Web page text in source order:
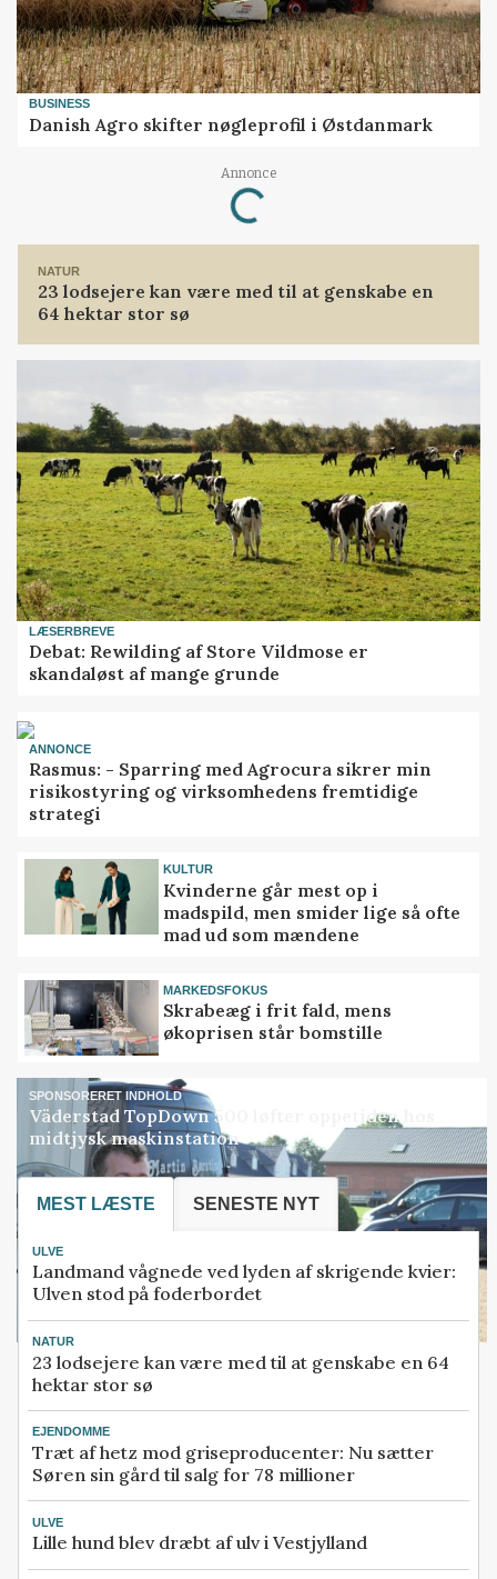
BUSINESS
Danish Agro skifter nøgleprofil i Østdanmark
Annonce
Loading...
NATUR
23 lodsejere kan være med til at genskabe en
64 hektar stor sø
LÆSERBREVE
Debat: Rewilding af Store Vildmose er
skandaløst af mange grunde
ANNONCE
Rasmus: - Sparring med Agrocura sikrer min
risikostyring og virksomhedens fremtidige
strategi
KULTUR
Kvinderne går mest op i
madspild, men smider lige så ofte
mad ud som mændene
MARKEDSFOKUS
Skrabeæg i frit fald, mens
økoprisen står bomstille
SPONSORERET INDHOLD
Väderstad TopDown 500 løfter oppetiden hos
midtjysk maskinstation
MEST LÆSTE SENESTE NYT
ULVE
Landmand vågnede ved lyden af skrigende kvier:
Ulven stod på foderbordet
NATUR
23 lodsejere kan være med til at genskabe en 64
hektar stor sø
EJENDOMME
Træt af hetz mod griseproducenter: Nu sætter
Søren sin gård til salg for 78 millioner
ULVE
Lille hund blev dræbt af ulv i Vestjylland